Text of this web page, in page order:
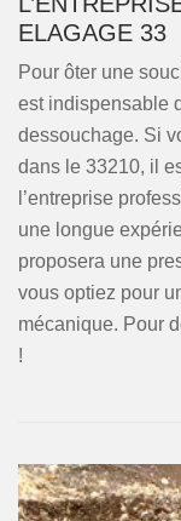
ELAGAGE 33
Pour ôter une
est indispensable
dessouchage. Si
dans le 33210, il
l’entreprise
une longue
proposera une
vous optiez pour
mécanique. Pour
!